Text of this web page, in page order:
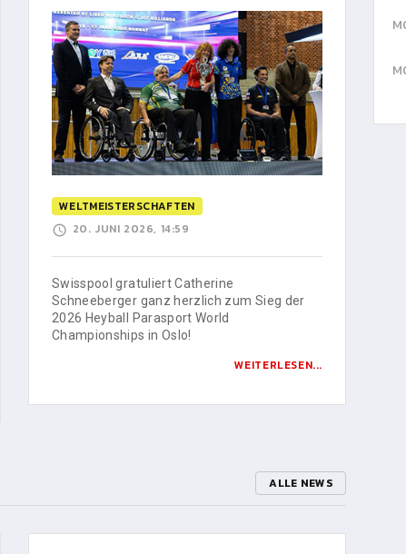
WELTMEISTERSCHAFTEN
20. JUNI 2026, 14:59
Swisspool gratuliert Catherine
Schneeberger ganz herzlich zum Sieg der
2026 Heyball Parasport World
Championships in Oslo!
WEITERLESEN...
ALLE NEWS